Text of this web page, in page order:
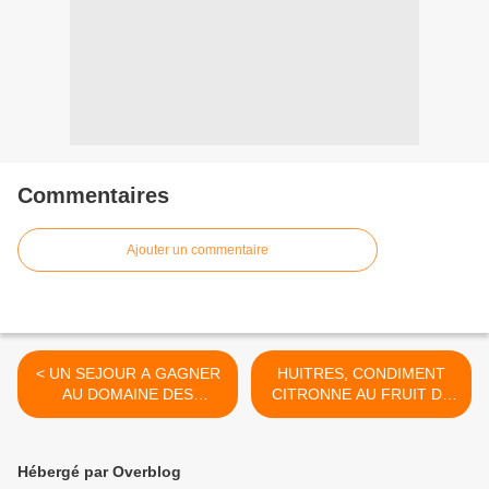
Commentaires
Ajouter un commentaire
< UN SEJOUR A GAGNER
AU DOMAINE DES
DELICES
HUITRES, CONDIMENT
CITRONNE AU FRUIT DE
LA PASSION >
Hébergé par Overblog